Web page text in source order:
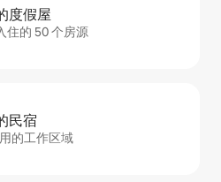
度假屋
住的 50 个房源
民宿
的工作区域